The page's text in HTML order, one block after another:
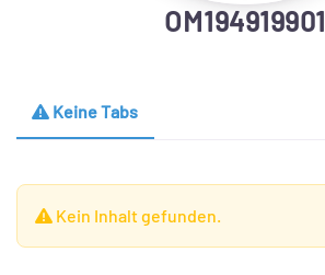
OM194919901
Keine Tabs
Kein Inhalt gefunden.